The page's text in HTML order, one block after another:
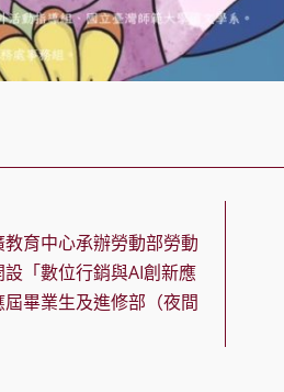
教育中心承辦勞動部勞動
「數位行銷與AI創新應
畢業生及進修部（夜間